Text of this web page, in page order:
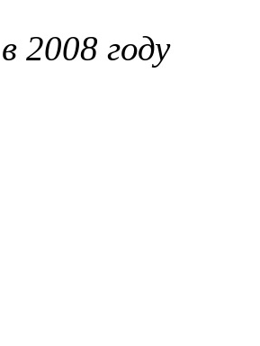
2008 году